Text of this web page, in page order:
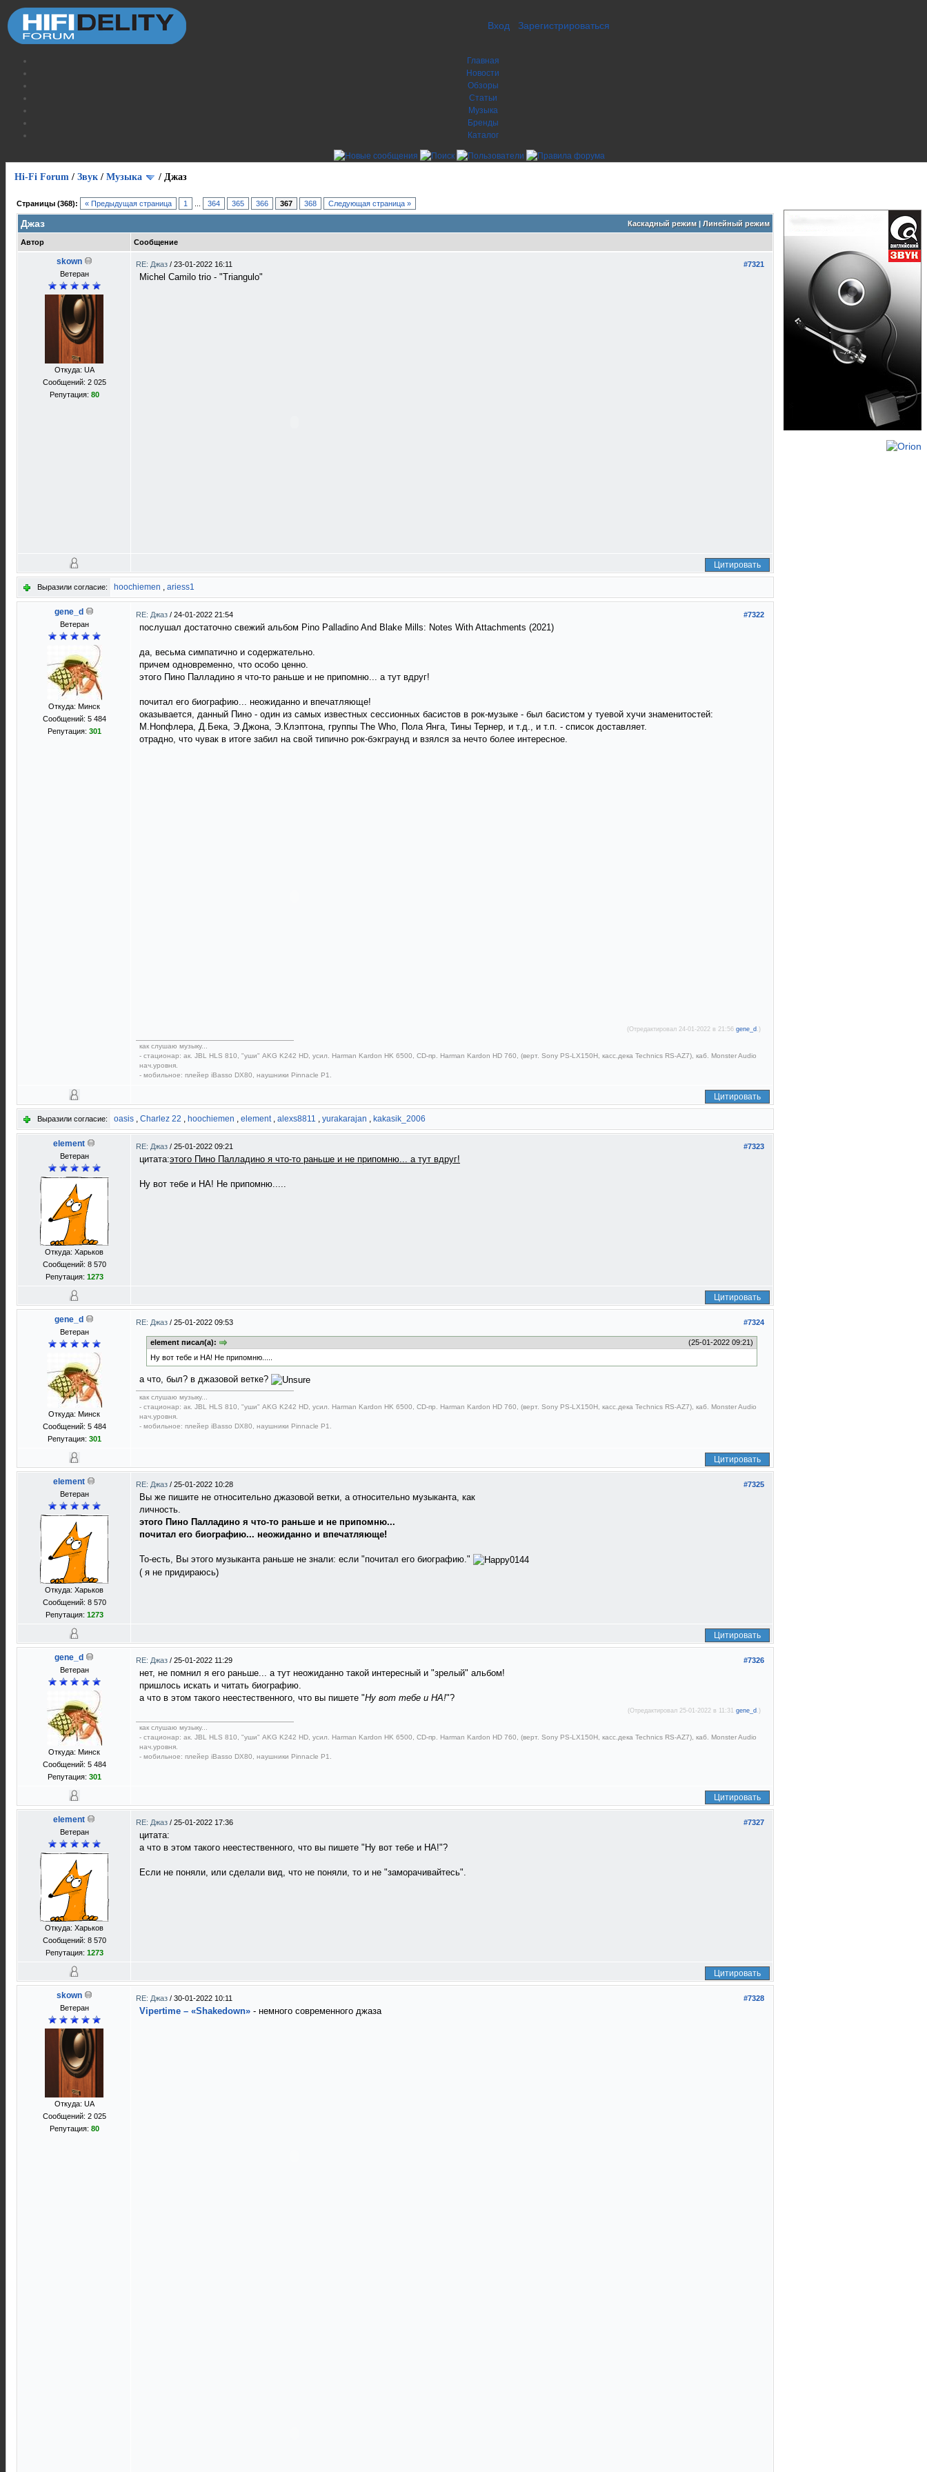
Вход Зарегистрироваться
Главная
Новости
Обзоры
Статьи
Музыка
Бренды
Каталог
Hi-Fi Forum / Звук / Музыка / Джаз
Страницы (368): « Предыдущая страница 1 364 365 366 367 368 Следующая страница »
Каскадный режим| Линейный режим
Джаз
Автор Сообщение
skown
Ветеран
Откуда: UA
Сообщений: 2 025
Репутация: 80
#7321
RE: Джаз / 23-01-2022 16:11
Michel Camilo trio - "Triangulo"
Цитировать
Выразили согласие: hoochiemen , ariess1
gene_d
Ветеран
Откуда: Минск
Сообщений: 5 484
Репутация: 301
#7322
RE: Джаз / 24-01-2022 21:54
послушал достаточно свежий альбом Pino Palladino And Blake Mills: Notes With Attachments (2021)
да, весьма симпатично и содержательно.
причем одновременно, что особо ценно.
этого Пино Палладино я что-то раньше и не припомню... а тут вдруг!
почитал его биографию... неожиданно и впечатляюще!
оказывается, данный Пино - один из самых известных сессионных басистов в рок-музыке - был басистом у туевой хучи знаменитостей:
М.Нопфлера, Д.Бека, Э.Джона, Э.Клэптона, группы The Who, Пола Янга, Тины Тернер, и т.д., и т.п. - список доставляет.
отрадно, что чувак в итоге забил на свой типично рок-бэкграунд и взялся за нечто более интересное.
(Отредактировал 24-01-2022 в 21:56 gene_d .)
как слушаю музыку...
- стационар: ак. JBL HLS 810, "уши" AKG K242 HD, усил. Harman Kardon HK 6500, CD-пр. Harman Kardon HD 760, (верт. Sony PS-LX150H, касс.дека Technics RS-AZ7), каб. Monster Audio
нач.уровня.
- мобильное: плейер iBasso DX80, наушники Pinnacle P1.
Цитировать
Выразили согласие: oasis , Charlez 22 , hoochiemen , element, alexs8811 , yurakarajan , kakasik_2006
element
Ветеран
Откуда: Харьков
Сообщений: 8 570
Репутация: 1273
#7323
RE: Джаз / 25-01-2022 09:21
цитата:этого Пино Палладино я что-то раньше и не припомню... а тут вдруг!
Ну вот тебе и НА! Не припомню.....
Цитировать
gene_d
Ветеран
Откуда: Минск
Сообщений: 5 484
Репутация: 301
#7324
RE: Джаз / 25-01-2022 09:53
(25-01-2022 09:21)
element писал(а):
Ну вот тебе и НА! Не припомню.....
а что, был? в джазовой ветке?
как слушаю музыку...
- стационар: ак. JBL HLS 810, "уши" AKG K242 HD, усил. Harman Kardon HK 6500, CD-пр. Harman Kardon HD 760, (верт. Sony PS-LX150H, касс.дека Technics RS-AZ7), каб. Monster Audio
нач.уровня.
- мобильное: плейер iBasso DX80, наушники Pinnacle P1.
Цитировать
element
Ветеран
Откуда: Харьков
Сообщений: 8 570
Репутация: 1273
#7325
RE: Джаз / 25-01-2022 10:28
Вы же пишите не относительно джазовой ветки, а относительно музыканта, как
личность.
этого Пино Палладино я что-то раньше и не припомню...
почитал его биографию... неожиданно и впечатляюще!
То-есть, Вы этого музыканта раньше не знали: если "почитал его биографию."
( я не придираюсь)
Цитировать
gene_d
Ветеран
Откуда: Минск
Сообщений: 5 484
Репутация: 301
#7326
RE: Джаз / 25-01-2022 11:29
нет, не помнил я его раньше... а тут неожиданно такой интересный и "зрелый" альбом!
пришлось искать и читать биографию.
а что в этом такого неестественного, что вы пишете "Ну вот тебе и НА!"?
(Отредактировал 25-01-2022 в 11:31 gene_d .)
как слушаю музыку...
- стационар: ак. JBL HLS 810, "уши" AKG K242 HD, усил. Harman Kardon HK 6500, CD-пр. Harman Kardon HD 760, (верт. Sony PS-LX150H, касс.дека Technics RS-AZ7), каб. Monster Audio
нач.уровня.
- мобильное: плейер iBasso DX80, наушники Pinnacle P1.
Цитировать
element
Ветеран
Откуда: Харьков
Сообщений: 8 570
Репутация: 1273
#7327
RE: Джаз / 25-01-2022 17:36
цитата:
а что в этом такого неестественного, что вы пишете "Ну вот тебе и НА!"?
Если не поняли, или сделали вид, что не поняли, то и не "заморачивайтесь".
Цитировать
skown
Ветеран
Откуда: UA
Сообщений: 2 025
Репутация: 80
#7328
RE: Джаз / 30-01-2022 10:11
Vipertime – «Shakedown» - немного современного джаза